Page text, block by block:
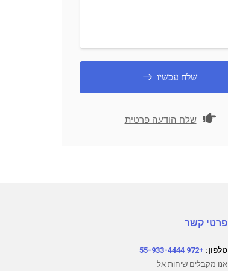
שלח עכשיו
שלח הודעה פרטית
פרטי קשר
טלפון: +972 55-933-4444
אנו מקבלים שיחות אל